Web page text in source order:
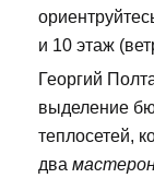
и 10 этаж
Георгий
выделение
теплосетей,
два